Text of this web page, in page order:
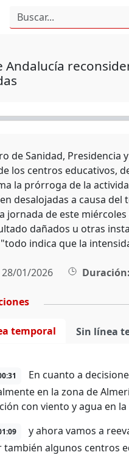
Andalucía
de Sanidad,
los centros educativos,
la prórroga de la
desalojadas a causa del
jornada de este
dañados u otras
indica que la
28/01/2026 Duración:
temporal Sin línea
En cuanto a
en la zona de
con viento y agua en
y ahora vamos a
también algunos centros